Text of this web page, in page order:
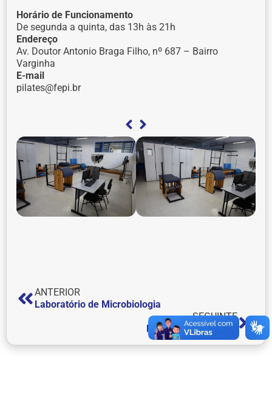
Horário de Funcionamento
De segunda a quinta, das 13h às 21h
Endereço
Av. Doutor Antonio Braga Filho, nº 687 – Bairro
Varginha
E-mail
pilates@fepi.br
ANTERIOR
Laboratório de Microbiologia
SEGUINTE
Laboratório de Solos